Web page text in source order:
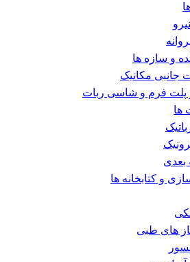
و سازه ها
جانبی مکانیک
پلت فرم و شاسی ربات
ها
بعدی
و کتابخانه ها
های طبی